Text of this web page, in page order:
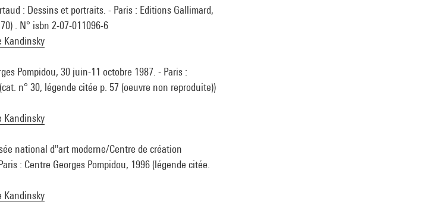
: Dessins et portraits. - Paris : Editions Gallimard,
. N° isbn 2-07-011096-6
Kandinsky
Pompidou, 30 juin-11 octobre 1987. - Paris :
n° 30, légende citée p. 57 (oeuvre non reproduite))
Kandinsky
national d''art moderne/Centre de création
: Centre Georges Pompidou, 1996 (légende citée.
Kandinsky